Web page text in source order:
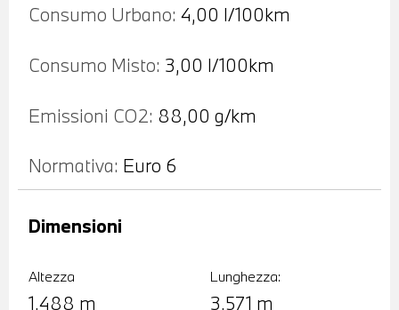
Consumo Urbano: 4,00 l/100km
Consumo Misto: 3,00 l/100km
Emissioni CO2: 88,00 g/km
Normativa: Euro 6
Altezza
1,488 m
Lunghezza:
3,571 m
Dimensioni